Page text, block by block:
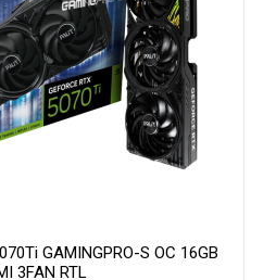
GAMINGPRO-S OC 16GB
3FAN RTL